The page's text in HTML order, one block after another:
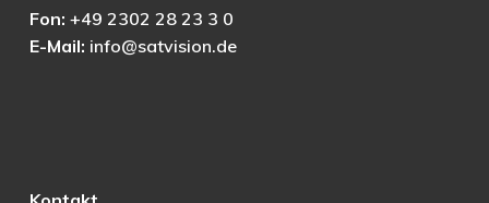
Fon: +49 2302 28 23 3 0
E-Mail: info@satvision.de